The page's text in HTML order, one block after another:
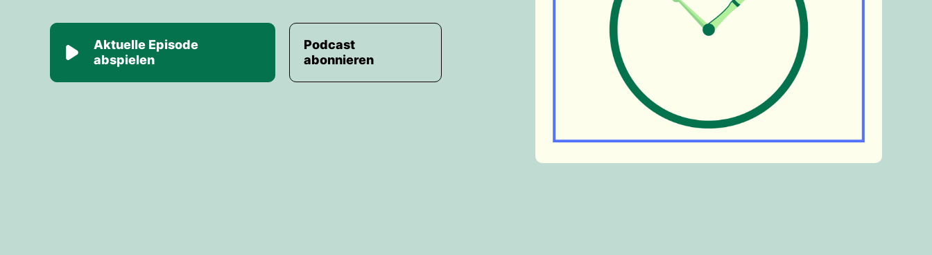
Aktuelle Episode
abspielen
Podcast
abonnieren